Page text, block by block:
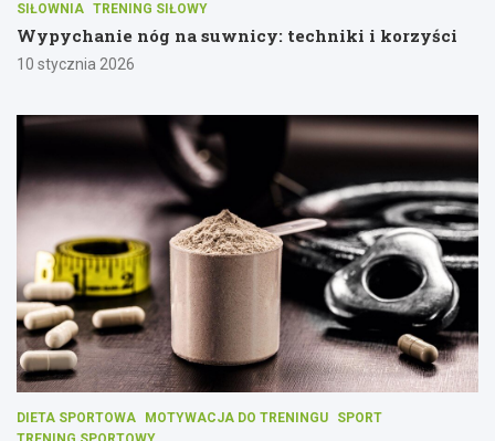
SIŁOWNIA TRENING SIŁOWY
Wypychanie nóg na suwnicy: techniki i korzyści
10 stycznia 2026
DIETA SPORTOWA MOTYWACJA DO TRENINGU
SPORT